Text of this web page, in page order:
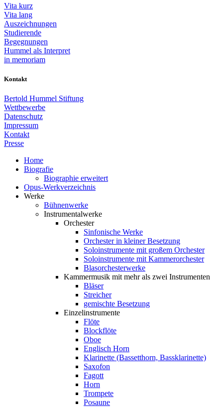
Vita kurz
Vita lang
Auszeichnungen
Studierende
Begegnungen
Hummel als Interpret
in memoriam
Kontakt
Bertold Hummel Stiftung
Wettbewerbe
Datenschutz
Impressum
Kontakt
Presse
Home
Biografie
Biographie erweitert
Opus-Werkverzeichnis
Werke
Bühnenwerke
Instrumentalwerke
Orchester
Sinfonische Werke
Orchester in kleiner Besetzung
Soloinstrumente mit großem Orchester
Soloinstrumente mit Kammerorchester
Blasorchesterwerke
Kammermusik mit mehr als zwei Instrumenten
Bläser
Streicher
gemischte Besetzung
Einzelinstrumente
Flöte
Blockflöte
Oboe
Englisch Horn
Klarinette (Bassetthorn, Bassklarinette)
Saxofon
Fagott
Horn
Trompete
Posaune